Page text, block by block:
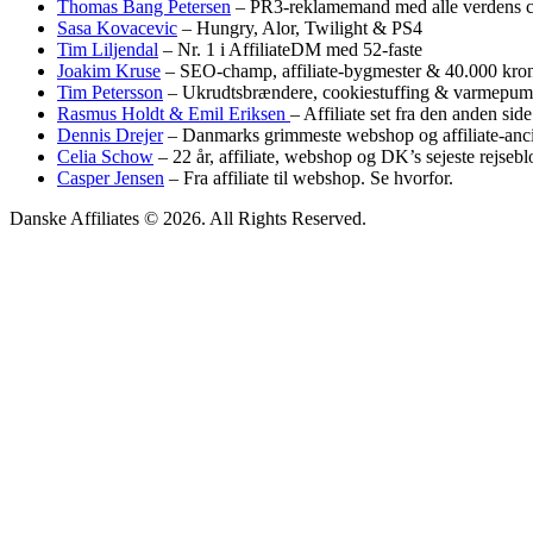
Thomas Bang Petersen – PR3-reklamemand med alle verdens
Sasa Kovacevic – Hungry, Alor, Twilight & PS4
Tim Liljendal – Nr. 1 i AffiliateDM med 52-faste
Joakim Kruse – SEO-champ, affiliate-bygmester & 40.000
Tim Petersson – Ukrudtsbrændere, cookiestuffing &
Rasmus Holdt & Emil Eriksen – Affiliate set fra den anden
Dennis Drejer– Danmarks grimmeste webshop og affiliate-
Celia Schow – 22 år, affiliate, webshop og DK’s sejeste
Casper Jensen – Fra affiliate til webshop. Se hvorfor.
Danske Affiliates © 2026. All Rights Reserved.